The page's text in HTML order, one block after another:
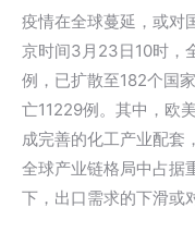
疫情在全球蔓延，或对
京时间3月23日10时，
例，已扩散至182个国
亡11229例。其中，欧
成完善的化工产业配套
全球产业链格局中占据
下，出口需求的下滑或